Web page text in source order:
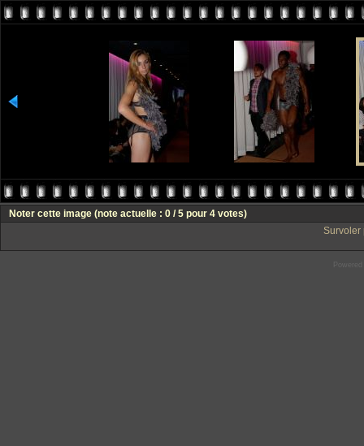
Noter cette image (note actuelle : 0 / 5 pour 4 votes)
Survoler